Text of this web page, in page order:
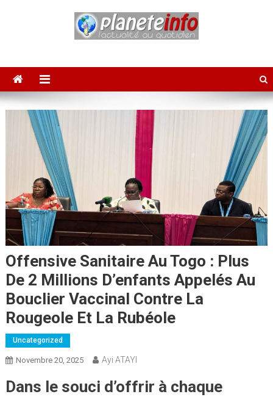
Offensive Sanitaire Au Togo : Plus
De 2 Millions D’enfants Appelés Au
Bouclier Vaccinal Contre La
Rougeole Et La Rubéole
Uncategorized
Novembre 20, 2025 Ayi ATAYI
Dans le souci d’offrir à chaque